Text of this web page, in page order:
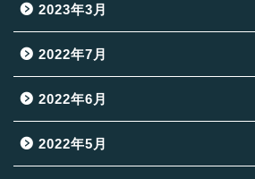
2023年3月
2022年7月
2022年6月
2022年5月